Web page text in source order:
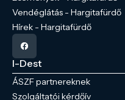
Vendéglátás - Hargitafürdő
Hírek - Hargitafürdő
I-Dest
ÁSZF partnereknek
Szolgáltatói kérdőív